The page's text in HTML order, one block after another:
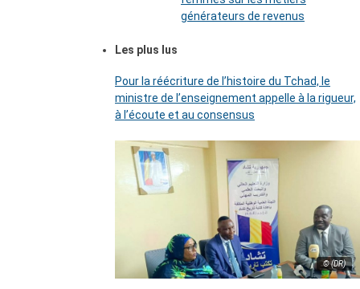
générateurs de revenus
Les plus lus
Pour la réécriture de l’histoire du Tchad, le
ministre de l’enseignement appelle à la rigueur,
à l’écoute et au consensus
© (DR)